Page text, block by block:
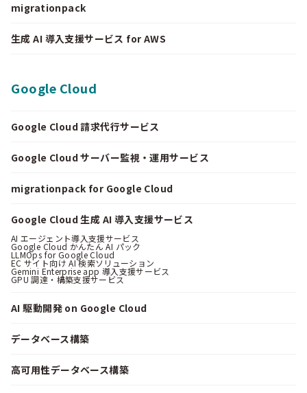
migrationpack
生成 AI 導入支援サービス for AWS
Google Cloud
Google Cloud 請求代行サービス
Google Cloud サーバー監視・運用サービス
migrationpack for Google Cloud
Google Cloud 生成 AI 導入支援サービス
AI エージェント導入支援サービス
Google Cloud かんたん AI パック
LLMOps for Google Cloud
EC サイト向け AI 検索ソリューション
Gemini Enterprise app 導入支援サービス
GPU 調達・構築支援サービス
AI 駆動開発 on Google Cloud
データベース構築
高可用性データベース構築